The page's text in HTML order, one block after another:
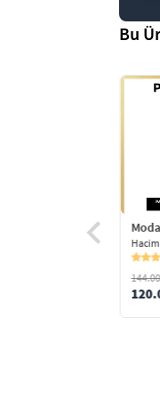
Bu
144.00